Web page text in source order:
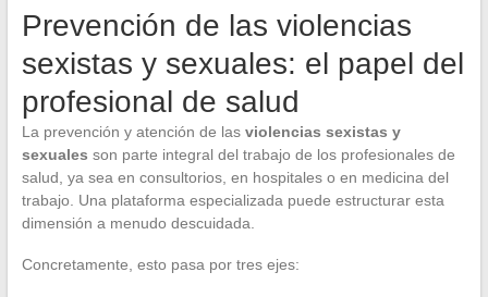
Prevención de las violencias
sexistas y sexuales: el papel del
profesional de salud
La prevención y atención de las violencias sexistas y
sexuales son parte integral del trabajo de los profesionales de
salud, ya sea en consultorios, en hospitales o en medicina del
trabajo. Una plataforma especializada puede estructurar esta
dimensión a menudo descuidada.
Concretamente, esto pasa por tres ejes: